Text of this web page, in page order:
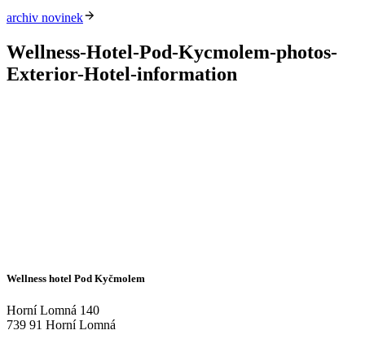
archiv novinek
Wellness-Hotel-Pod-Kycmolem-photos-
Exterior-Hotel-information
Wellness hotel Pod Kyčmolem
Horní Lomná 140
739 91 Horní Lomná